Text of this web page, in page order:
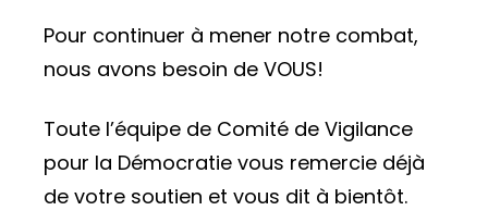
Pour continuer à mener notre combat,
nous avons besoin de VOUS!
Toute l’équipe de Comité de Vigilance
pour la Démocratie vous remercie déjà
de votre soutien et vous dit à bientôt.